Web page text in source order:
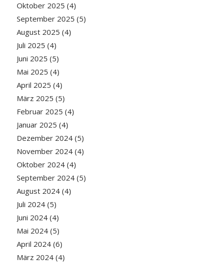
Oktober 2025 (4)
September 2025 (5)
August 2025 (4)
Juli 2025 (4)
Juni 2025 (5)
Mai 2025 (4)
April 2025 (4)
März 2025 (5)
Februar 2025 (4)
Januar 2025 (4)
Dezember 2024(5)
November 2024(4)
Oktober 2024(4)
September 2024(5)
August 2024(4)
Juli 2024(5)
Juni 2024(4)
Mai 2024(5)
April 2024(6)
März 2024(4)